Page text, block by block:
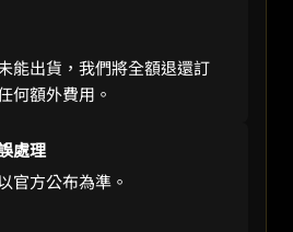
能出貨，我們將全額退還訂
何額外費用。
處理
官方公布為準。